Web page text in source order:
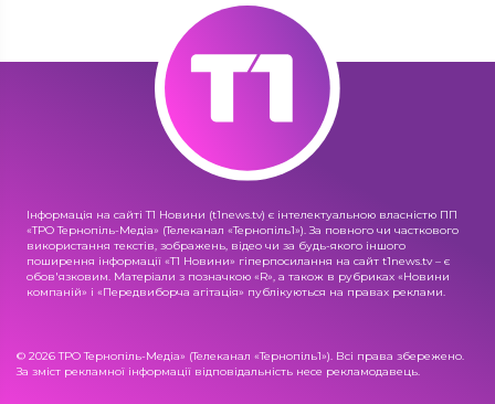
Інформація на сайті Т1 Новини (t1news.tv) є інтелектуальною власністю ПП
«ТРО Тернопіль-Медіа» (Телеканал «Тернопіль1»). За повного чи часткового
використання текстів, зображень, відео чи за будь-якого іншого
поширення інформації «Т1 Новини» гіперпосилання на сайт t1news.tv – є
обов'язковим. Матеріали з позначкою «R», а також в рубриках «Новини
компаній» і «Передвиборча агітація» публікуються на правах реклами.
© 2026 ТРО Тернопіль-Медіа» (Телеканал «Тернопіль1»). Всі права збережено.
За зміст рекламної інформації відповідальність несе рекламодавець.